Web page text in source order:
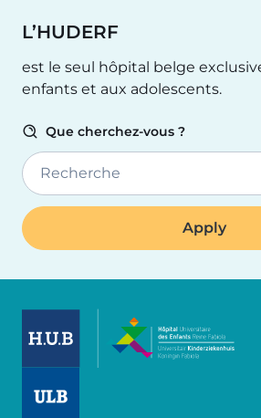
L’HUDERF
est le seul hôpital belge
enfants et aux adolescents.
Que cherchez-vous ?
Recherche